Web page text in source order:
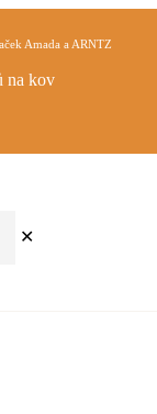
Amada a ARNTZ
na kov
✕